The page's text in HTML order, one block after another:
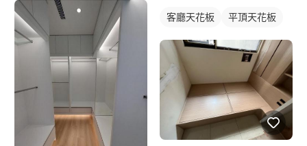
客廳天花板 平頂天花板